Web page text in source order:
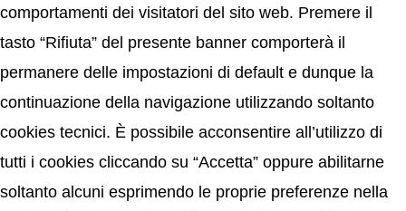
comportamenti dei visitatori del sito web. Premere il
tasto “Rifiuta” del presente banner comporterà il
permanere delle impostazioni di default e dunque la
continuazione della navigazione utilizzando soltanto
cookies tecnici. È possibile acconsentire all’utilizzo di
tutti i cookies cliccando su “Accetta” oppure abilitarne
soltanto alcuni esprimendo le proprie preferenze nella